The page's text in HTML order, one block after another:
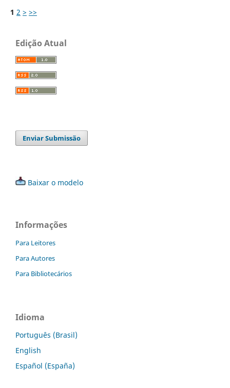
1 2 > >>
Edição Atual
Enviar Submissão
Baixar o modelo
Informações
Para Leitores
Para Autores
Para Bibliotecários
Idioma
Português (Brasil)
English
Español (España)